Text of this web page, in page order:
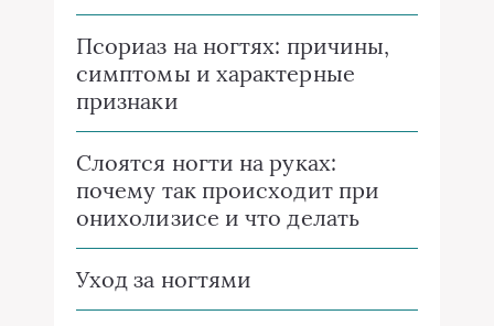
Псориаз на ногтях: причины,
симптомы и характерные
признаки
Слоятся ногти на руках:
почему так происходит при
онихолизисе и что делать
Уход за ногтями